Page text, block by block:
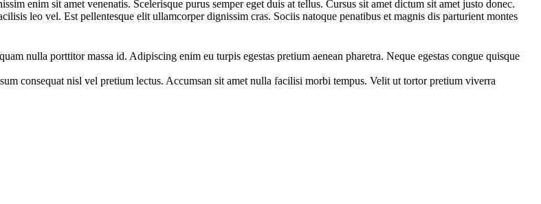
enim sit amet venenatis. Scelerisque purus semper eget duis at tellus. Cursus sit amet dictum sit amet justo donec.
leo vel. Est pellentesque elit ullamcorper dignissim cras. Sociis natoque penatibus et magnis dis parturient montes
nulla porttitor massa id. Adipiscing enim eu turpis egestas pretium aenean pharetra. Neque egestas congue quisque
consequat nisl vel pretium lectus. Accumsan sit amet nulla facilisi morbi tempus. Velit ut tortor pretium viverra